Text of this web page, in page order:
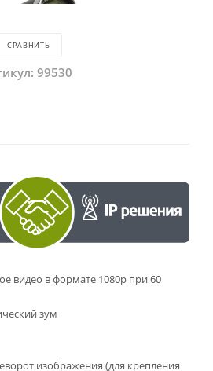
СРАВНИТЬ
99530
видео в формате 1080p при 60
зум
изображения (для крепления